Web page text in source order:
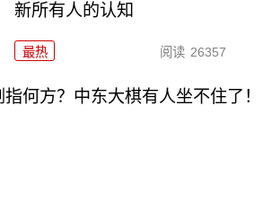
新所有人的认知
最热 阅读 26357
何方？中东大棋有人坐不住了！